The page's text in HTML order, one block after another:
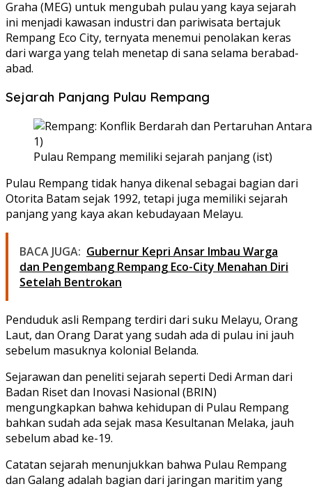
Graha (MEG) untuk mengubah pulau yang kaya sejarah
ini menjadi kawasan industri dan pariwisata bertajuk
Rempang Eco City, ternyata menemui penolakan keras
dari warga yang telah menetap di sana selama berabad-
abad.
Sejarah Panjang Pulau Rempang
Pulau Rempang memiliki sejarah panjang (ist)
Pulau Rempang tidak hanya dikenal sebagai bagian dari
Otorita Batam sejak 1992, tetapi juga memiliki sejarah
panjang yang kaya akan kebudayaan Melayu.
BACA JUGA: Gubernur Kepri Ansar Imbau Warga
dan Pengembang Rempang Eco-City Menahan Diri
Setelah Bentrokan
Penduduk asli Rempang terdiri dari suku Melayu, Orang
Laut, dan Orang Darat yang sudah ada di pulau ini jauh
sebelum masuknya kolonial Belanda.
Sejarawan dan peneliti sejarah seperti Dedi Arman dari
Badan Riset dan Inovasi Nasional (BRIN)
mengungkapkan bahwa kehidupan di Pulau Rempang
bahkan sudah ada sejak masa Kesultanan Melaka, jauh
sebelum abad ke-19.
Catatan sejarah menunjukkan bahwa Pulau Rempang
dan Galang adalah bagian dari jaringan maritim yang